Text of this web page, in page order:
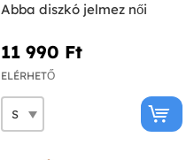
Abba diszkó jelmez női
11 990 Ft‎
ELÉRHETŐ